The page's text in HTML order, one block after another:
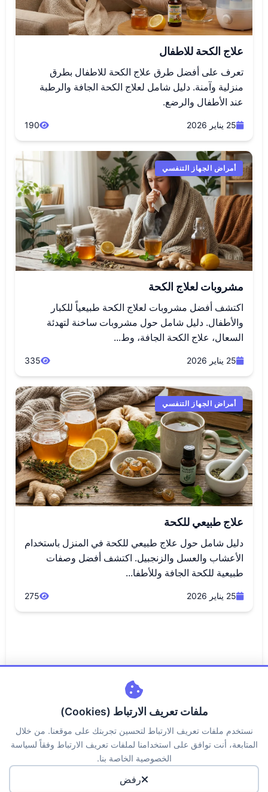
علاج الكحة للاطفال
تعرف على أفضل طرق علاج الكحة للاطفال بطرق
منزلية وآمنة. دليل شامل لعلاج الكحة الجافة والرطبة
عند الأطفال والرضع.
25 يناير 2026 190
أمراض الجهاز التنفسي
مشروبات لعلاج الكحة
اكتشف أفضل مشروبات لعلاج الكحة طبيعياً للكبار
والأطفال. دليل شامل حول مشروبات ساخنة لتهدئة
السعال، علاج الكحة الجافة، وط...
25 يناير 2026 335
أمراض الجهاز التنفسي
علاج طبيعي للكحة
دليل شامل حول علاج طبيعي للكحة في المنزل باستخدام
الأعشاب والعسل والزنجبيل. اكتشف أفضل وصفات
طبيعية للكحة الجافة وللأطفا...
25 يناير 2026 275
اتصل بنا من نحن سياسة الخصوصية
الكوكيز
حقوق الملكية
الاسئلة الشائعة
ملفات تعريف الارتباط (Cookies)
نستخدم ملفات تعريف الارتباط لتحسين تجربتك على موقعنا. من خلال
المتابعة، أنت توافق على استخدامنا لملفات تعريف الارتباط وفقاً لسياسة
الخصوصية الخاصة بنا.
رفض